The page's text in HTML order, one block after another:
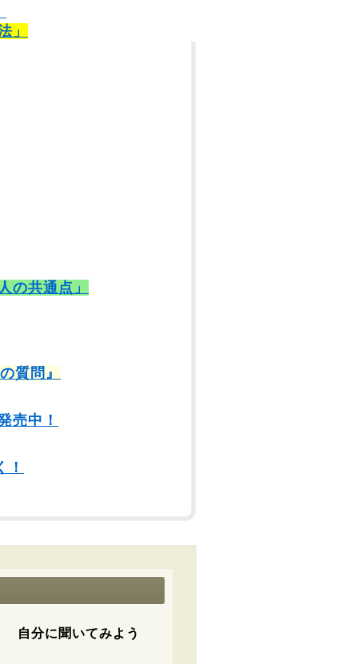
」
の共通点」
質問』
売中！
自分に聞いてみよう